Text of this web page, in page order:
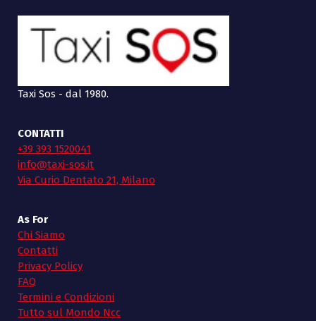
Taxi Sos - dal 1980.
CONTATTI
+39 393 1520041
info@taxi-sos.it
Via Curio Dentato 21, Milano
As For
Chi Siamo
Contatti
Privacy Policy
FAQ
Termini e Condizioni
Tutto sul Mondo Ncc